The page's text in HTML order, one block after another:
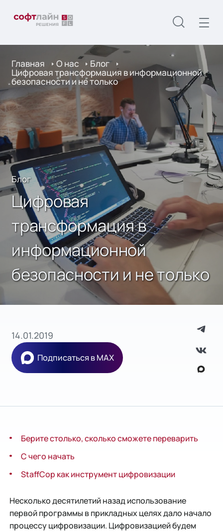
Главная О нас Блог
Цифровая трансформация в информационной
безопасности и не только
Блог
Цифровая
трансформация в
информационной
безопасности и не только
14.01.2019
Подписаться в MAX
Берите столько, сколько сможете переварить
С чего начать
StaffCop как инструмент цифровизации
Несколько десятилетий назад использование
первой программы в прикладных целях дало начало
процессу цифровизации. Цифровизацией будем